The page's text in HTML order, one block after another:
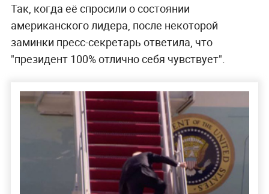
Так, когда её спросили о состоянии
американского лидера, после некоторой
заминки пресс-секретарь ответила, что
"президент 100% отлично себя чувствует".